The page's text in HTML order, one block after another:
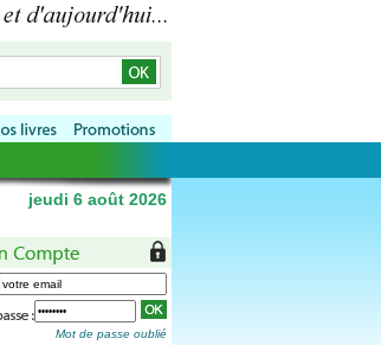
Mot de passe oublié
jeudi 6 août 2026